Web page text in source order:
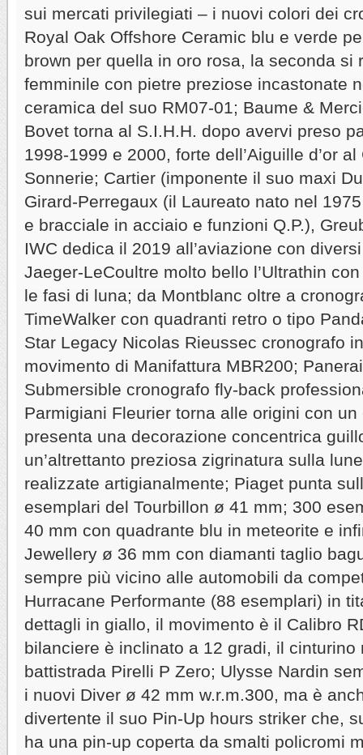
sui mercati privilegiati – i nuovi colori dei
Royal Oak Offshore Ceramic blu e verde
brown per quella in oro rosa, la seconda si
femminile con pietre preziose incastonate
ceramica del suo RM07-01; Baume &
Bovet torna al S.I.H.H. dopo avervi preso
1998-1999 e 2000, forte dell’Aiguille d’or
Sonnerie; Cartier (imponente il suo maxi
Girard-Perregaux (il Laureato nato nel
e bracciale in acciaio e funzioni Q.P.),
IWC dedica il 2019 all’aviazione con
Jaeger-LeCoultre molto bello l’Ultrathin
le fasi di luna; da Montblanc oltre a
TimeWalker con quadranti retro o tipo
Star Legacy Nicolas Rieussec cronografo
movimento di Manifattura MBR200;
Submersible cronografo fly-back
Parmigiani Fleurier torna alle origini con
presenta una decorazione concentrica
un’altrettanto preziosa zigrinatura sulla
realizzate artigianalmente; Piaget punta
esemplari del Tourbillon ø 41 mm; 300
40 mm con quadrante blu in meteorite e
Jewellery ø 36 mm con diamanti taglio
sempre più vicino alle automobili da
Hurracane Performante (88 esemplari) in
dettagli in giallo, il movimento è il Calibro
bilanciere è inclinato a 12 gradi, il
battistrada Pirelli P Zero; Ulysse Nardin
i nuovi Diver ø 42 mm w.r.m.300, ma è
divertente il suo Pin-Up hours striker che,
ha una pin-up coperta da smalti policromi